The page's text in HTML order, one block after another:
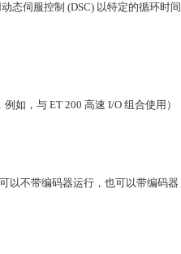
态伺服控制 (DSC) 以特定的循环时间
如，与 ET 200 高速 I/O 组合使用）
以不带编码器运行，也可以带编码器